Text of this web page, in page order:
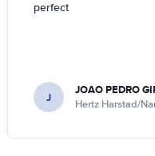
perfect
J JOAO PEDRO
Hertz Harstad/